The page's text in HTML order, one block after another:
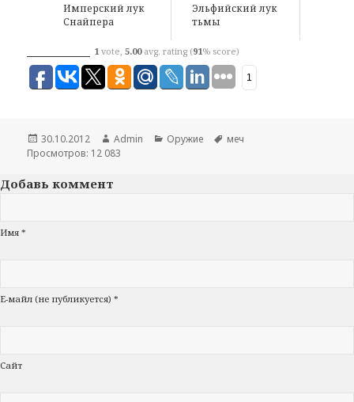
Имперский лук
Снайпера
Эльфийский лук
тьмы
1 vote,5.00avg. rating (91% score)
1
Опубликовано
30.10.2012 Автор
Admin Рубрики
Оружие Метки
меч
Просмотров: 12 083
Добавь коммент
Имя *
Е-майл (не публикуется) *
Сайт